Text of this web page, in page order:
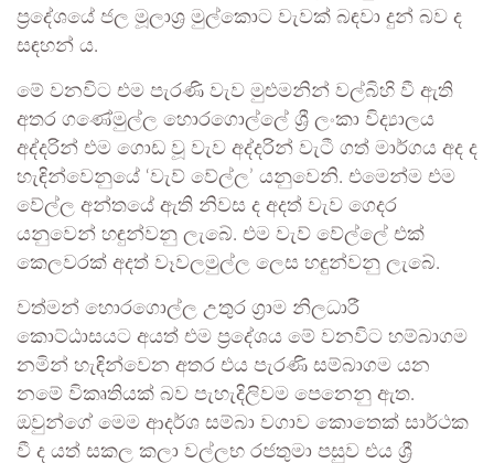
ප්‍රදේශයේ ජල මූලාශ්‍ර මුල්කොට වැවක් බඳවා දුන් බව ද
සඳහන් ය.
මේ වනවිට එම පැරණි වැව මුළුමනින් වල්බිහි වී ඇති
අතර ගණේමුල්ල හොරගොල්ලේ ශ්‍රී ලංකා විද්‍යාලය
අද්දරින් එම ගොඩ වූ වැව අද්දරින් වැටී ගත් මාර්ගය අද ද
හැඳින්වෙනුයේ ‘වැව් වේල්ල’ යනුවෙනි. එමෙන්ම එම
වේල්ල අන්තයේ ඇති නිවස ද අදත් වැව ගෙදර
යනුවෙන් හඳුන්වනු ලැබේ. එම වැව් වේල්ලේ එක්
කෙලවරක් අදත් වෑවලමුල්ල ලෙස හඳුන්වනු ලැබේ.
වත්මන් හොරගොල්ල උතුර ග්‍රාම නිලධාරී
කොට්ඨාසයට අයත් එම ප්‍රදේශය මේ වනවිට හම්බාගම
නමින් හැඳින්වෙන අතර එය පැරණි සම්බාගම යන
නමේ විකෘතියක් බව පැහැදිලිවම පෙනෙනු ඇත.
ඔවුන්ගේ මෙම ආදර්ශ සම්බා වගාව කොතෙක් සාර්ථක
වී ද යත් සකල කලා වල්ලභ රජතුමා පසුව එය ශ්‍රී